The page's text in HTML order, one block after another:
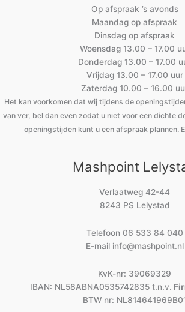
Op afspraak ’s avonds
Maandag op afspraak
Dinsdag op afspraak
Woensdag 13.00 – 17.00
Donderdag 13.00 – 17.00
Vrijdag 13.00 – 17.00 uur
Zaterdag 10.00 – 16.00
Het kan voorkomen dat wij tijdens de
van ver, bel dan even zodat u niet voor een dichte
openingstijden kunt u een afspraak plannen.
Mashpoint
Verlaatweg 42-44
8243 PS Lelystad
Telefoon 06 533 84 040
E-mail info@mashpoint.nl
KvK-nr: 39069329
IBAN: NL58ABNA0535742835 t.n.v.
BTW nr: